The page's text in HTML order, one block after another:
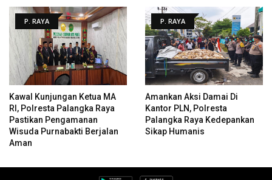
P. RAYA
Kawal Kunjungan Ketua MA
RI, Polresta Palangka Raya
Pastikan Pengamanan
Wisuda Purnabakti Berjalan
Aman
P. RAYA
Amankan Aksi Damai Di
Kantor PLN, Polresta
Palangka Raya Kedepankan
Sikap Humanis